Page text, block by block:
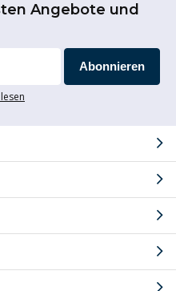
Angebote und
Abonnieren